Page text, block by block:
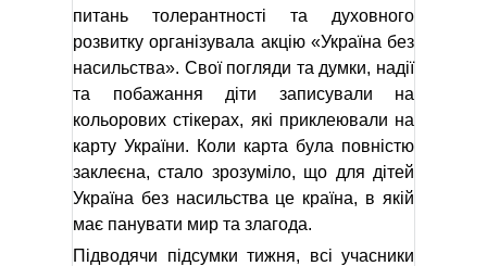
питань толерантності та духовного
розвитку організувала акцію «Україна без
насильства». Свої погляди та думки, надії
та побажання діти записували на
кольорових стікерах, які приклеювали на
карту України. Коли карта була повністю
заклеєна, стало зрозуміло, що для дітей
Україна без насильства це країна, в якій
має панувати мир та злагода.
Підводячи підсумки тижня, всі учасники